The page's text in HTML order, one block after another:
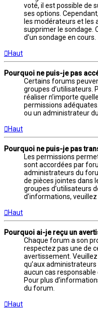
voté, il est possible de
ses options.
les modérateurs et
supprimer le sondage.
d’un sondage en cours.
Haut
Pourquoi ne puis-je pas
Certains forums
groupes d’utilisateurs.
réaliser n’importe
permissions
ou un administrateur
Haut
Pourquoi ne puis-je pas
Les permissions
sont accordées par
administrateurs du
de pièces jointes dans
groupes d’utilisateurs
d’informations,
Haut
Pourquoi ai-je reçu un
Chaque forum a son
respectez pas une de
avertissement.
qu’aux
aucun cas
Pour plus
du forum.
Haut